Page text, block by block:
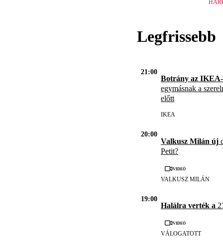
Legfrissebb
21:00
Botrány az
egymásnak a
előtt
IKEA
20:00
Valkusz Milán új
Petit?
Videó
VALKUSZ MILÁN
19:00
Halálra verték a
Videó
VÁLOGATOTT